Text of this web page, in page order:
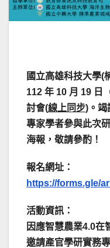
國立高雄科技大學(
112 年 10 月 19 日
討會(線上同步) 。
專家學者參與此次
海報，敬請參酌！
報名網址：
https://forms.gle/
活動資訊：
因應智慧農業4.0在
邀請產官學研實務